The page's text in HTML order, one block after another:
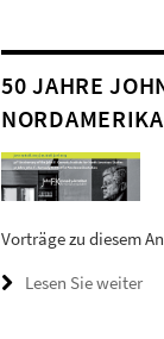
50 JAHRE
Vorträge zu diesem
Lesen Sie weiter